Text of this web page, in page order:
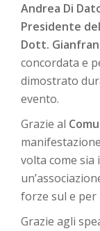
Andrea Di
Presidente
Dott.
concordata e
dimostrato
evento.
Grazie al
volta come sia
forze sul e
Grazie agli